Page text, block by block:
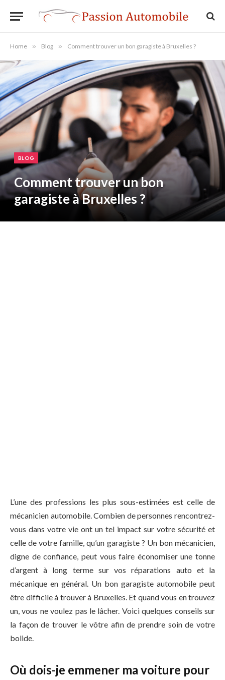
Home » Blog » Comment trouver un bon garagiste à Bruxelles ?
BLOG
Comment trouver un bon
garagiste à Bruxelles ?
L’une des professions les plus sous-estimées est celle de
mécanicien automobile. Combien de personnes rencontrez-
vous dans votre vie ont un tel impact sur votre sécurité et
celle de votre famille, qu’un garagiste ? Un bon mécanicien,
digne de confiance, peut vous faire économiser une tonne
d’argent à long terme sur vos réparations auto et la
mécanique en général. Un bon garagiste automobile peut
être difficile à trouver à Bruxelles. Et quand vous en trouvez
un, vous ne voulez pas le lâcher. Voici quelques conseils sur
la façon de trouver le vôtre afin de prendre soin de votre
bolide.
Où dois-je emmener ma voiture pour